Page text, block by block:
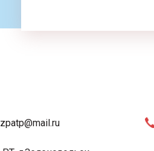
zpatp@mail.ru